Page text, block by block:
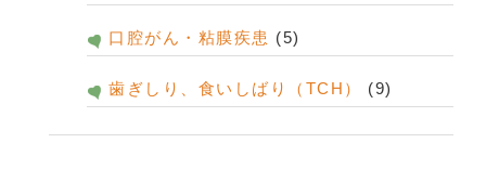
口腔がん・粘膜疾患 (5)
歯ぎしり、食いしばり（TCH） (9)